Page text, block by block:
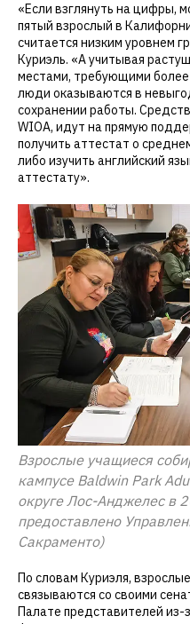
«Если взглянуть на цифры,
пятый взрослый в
считается низким уровнем
Куриэль. «А учитывая
местами, требующими
люди оказываются в
сохранении работы.
WIOA, идут на прямую
получить аттестат о
либо изучить английский
аттестату».
Взрослые учащиеся
кампусе Baldwin Park
округе Лос-Анджелес в
предоставлено
Сакраменто)
По словам Куриэля,
связываются со своими
Палате представителей из-